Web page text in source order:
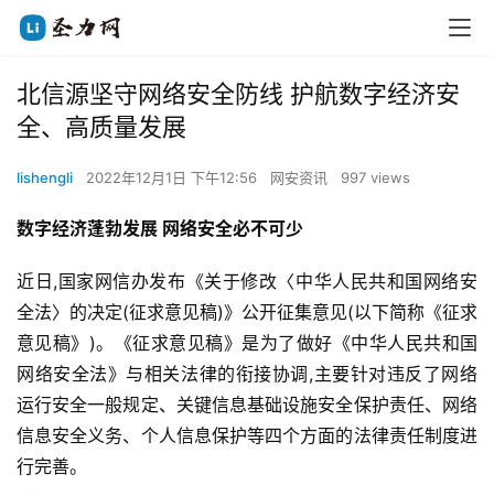
北信源坚守网络安全防线 护航数字经济安
全、高质量发展
lishengli 2022年12月1日 下午12:56 网安资讯 997 views
数字经济蓬勃发展 网络安全必不可少
近日,国家网信办发布《关于修改〈中华人民共和国网络安
全法〉的决定(征求意见稿)》公开征集意见(以下简称《征求
意见稿》)。《征求意见稿》是为了做好《中华人民共和国
网络安全法》与相关法律的衔接协调,主要针对违反了网络
运行安全一般规定、关键信息基础设施安全保护责任、网络
信息安全义务、个人信息保护等四个方面的法律责任制度进
行完善。